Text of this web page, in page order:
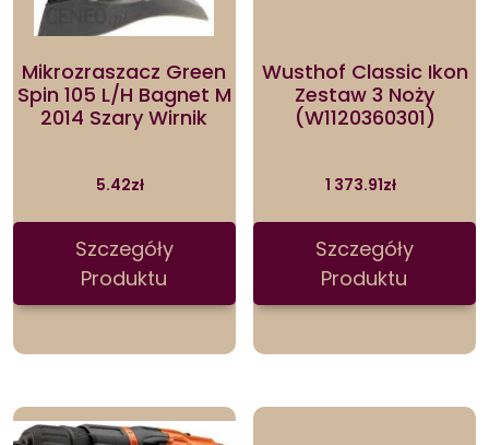
Mikrozraszacz Green
Spin 105 L/H Bagnet M
2014 Szary Wirnik
5.42zł
Szczegóły
Produktu
Wusthof Classic Ikon
Zestaw 3 Noży
(W1120360301)
1 373.91zł
Szczegóły
Produktu